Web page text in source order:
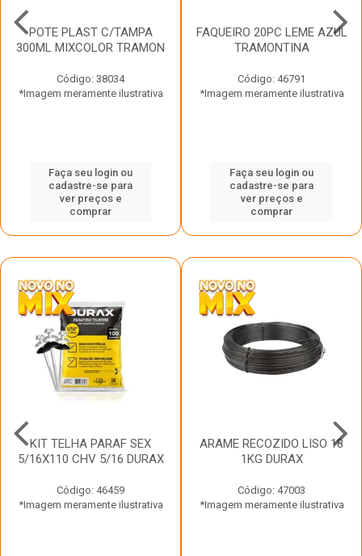
POTE PLAST C/TAMPA
300ML MIXCOLOR TRAMON
Código: 38034
*Imagem meramente ilustrativa
Faça seu login ou
cadastre-se para
ver preços e
comprar
FAQUEIRO 20PC LEME AZUL
TRAMONTINA
Código: 46791
*Imagem meramente ilustrativa
Faça seu login ou
cadastre-se para
ver preços e
comprar
KIT TELHA PARAF SEX
5/16X110 CHV 5/16 DURAX
Código: 46459
*Imagem meramente ilustrativa
ARAME RECOZIDO LISO 18
1KG DURAX
Código: 47003
*Imagem meramente ilustrativa